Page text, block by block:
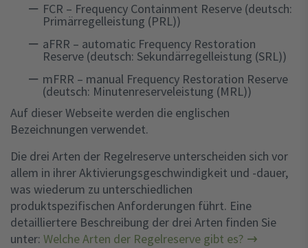
FCR – Frequency Containment Reserve (deutsch:
Primärregelleistung (PRL))
aFRR – automatic Frequency Restoration
Reserve (deutsch: Sekundärregelleistung (SRL))
mFRR – manual Frequency Restoration Reserve
(deutsch: Minutenreserveleistung (MRL))
Auf dieser Webseite werden die englischen
Bezeichnungen verwendet.
Die drei Arten der Regelreserve unterscheiden sich vor
allem in ihrer Aktivierungsgeschwindigkeit und -dauer,
was wiederum zu unterschiedlichen
produktspezifischen Anforderungen führt. Eine
detailliertere Beschreibung der drei Arten finden Sie
unter: Welche Arten der Regelreserve gibt es?